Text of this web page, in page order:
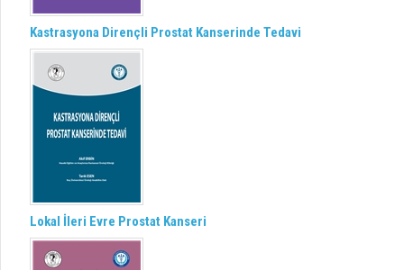
Kastrasyona Dirençli Prostat Kanserinde Tedavi
Lokal İleri Evre Prostat Kanseri